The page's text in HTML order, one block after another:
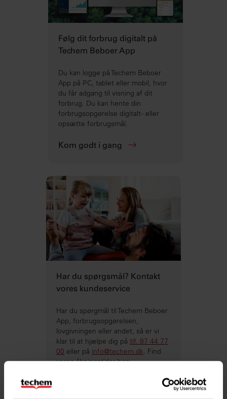
Følg dit forbrug digitalt på
Techem Beboer App
Du kan logge på Techem Beboer
App på PC, tablet eller mobil, hvor
du får adgang til visning af dit
forbrug. Du kan hente din
forbrugsopgørelse digitalt - eller
opsætte forbrugsmål.
Kom godt i gang
Har du spørgsmål? Kontakt
vores kundeservice
Har du spørgmål til Techem Beboer
App, forbrugsopgørelsen,
lovgivningen eller andet, så er vi
klar til at hjælpe dig på tlf. 87 44 77
00 eller på info@techem.dk. Find
vores åbningstider her: